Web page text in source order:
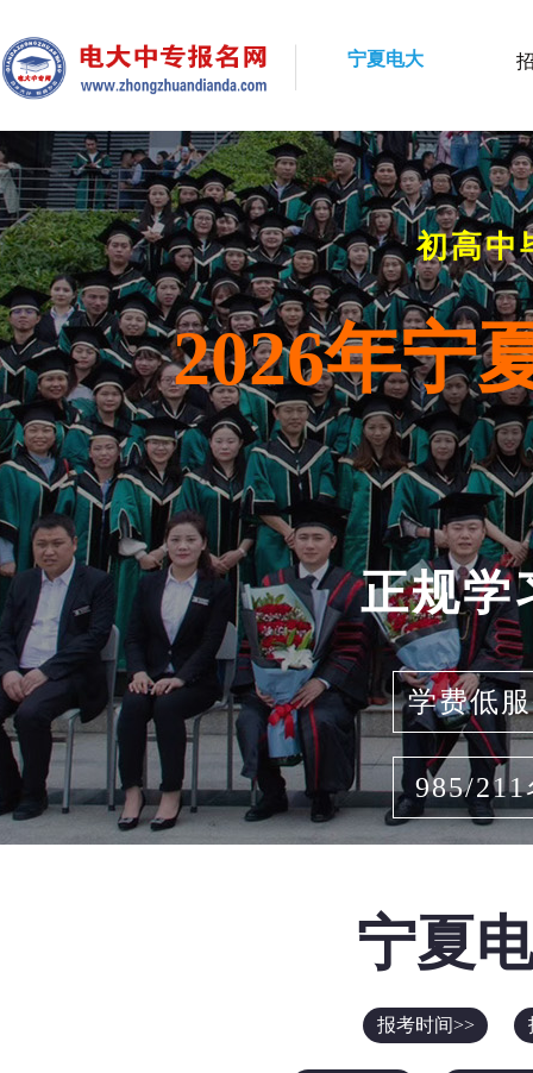
宁夏电大
初高中
2026年宁
正规学
学费低
985/211
宁夏
报考时间>>